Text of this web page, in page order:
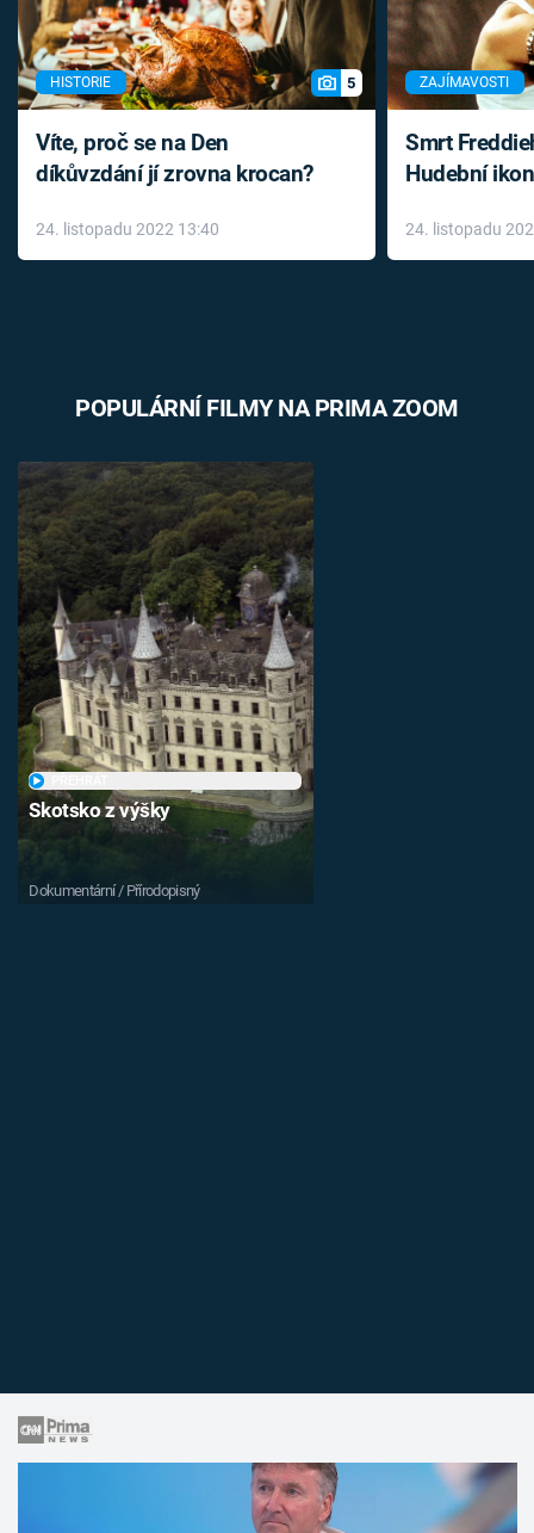
HISTORIE 5
Víte, proč se na Den
díkůvzdání jí zrovna krocan?
24. listopadu 2022 13:40
ZAJÍMAVOSTI
Smrt
Hudební
léky
24. listopadu
POPULÁRNÍ FILMY NA PRIMA ZOOM
Skotsko z výšky
Dokumentární / Přírodopisný